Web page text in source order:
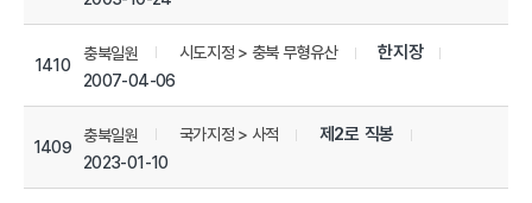
1410
충북일원 시도지정 > 충북 무형유산 한지장
2007-04-06
1409
충북일원 국가지정 > 사적 제2로 직봉
2023-01-10